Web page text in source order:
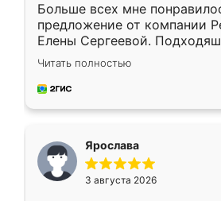
Больше всех мне
предложение от компании
Елены Сергеевой.
короткие сроки
для замера сотрудник
предложил по моему эскизу
Читать полностью
Ярослава
3 августа 2026